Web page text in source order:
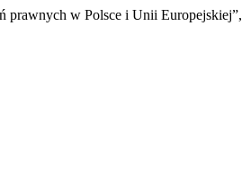
prawnych w Polsce i Unii Europejskiej”,